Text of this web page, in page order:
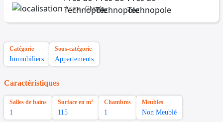
Ariana,Ghazela
Catégorie
Immobiliers
Sous-catégorie
Appartements
Caractéristiques
Salles de bains
1
Surface en m²
115
Chambres
1
Meubles
Non Meublé